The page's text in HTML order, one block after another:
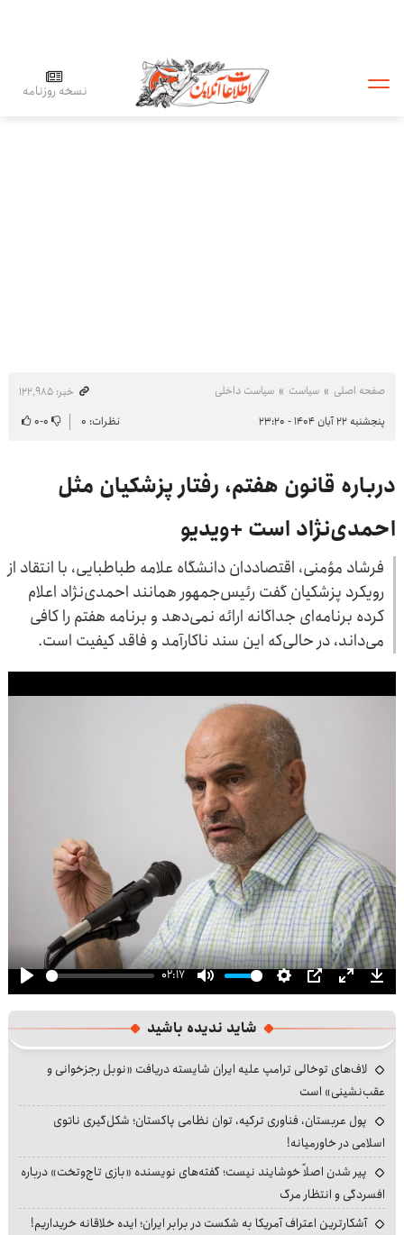
نسخه روزنامه
صفحه اصلی سیاست سیاست داخلی
خبر: ۱۲۲٬۹۸۵
پنجشنبه ۲۲ آبان ۱۴۰۴ - ۲۳:۲۰
نظرات: ۰ ۰-۰
درباره قانون هفتم، رفتار پزشکیان مثل
احمدی‌نژاد است +ویدیو
فرشاد مؤمنی، اقتصاددان دانشگاه علامه طباطبایی، با انتقاد از
رویکرد پزشکیان گفت رئیس‌جمهور همانند احمدی‌نژاد اعلام
کرده برنامه‌ای جداگانه ارائه نمی‌دهد و برنامه هفتم را کافی
می‌داند، در حالی‌که این سند ناکارآمد و فاقد کیفیت است.
Play
02:17
Mute Settings
PIP Enter
شاید ندیده باشید
لاف‌های توخالی ترامپ علیه ایران شایسته دریافت «نوبل رجزخوانی و
عقب‌نشینی» است
پول عربستان، فناوری ترکیه، توان نظامی پاکستان؛ شکل‌گیری ناتوی
اسلامی در خاورمیانه!
پیر شدن اصلاً خوشایند نیست؛ گفته‌های نویسنده «بازی تاج‌وتخت» درباره
افسردگی و انتظار مرگ
آشکارترین اعتراف آمریکا به شکست در برابر ایران؛ ایده خلاقانه خریداریم!